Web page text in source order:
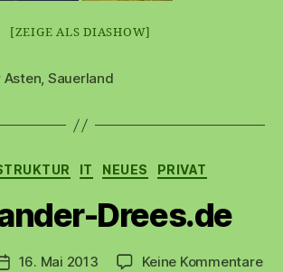
[ZEIGE ALS DIASHOW]
Asten, Sauerland
Kategorien
IT NEUES PRIVAT
Drees.de
Beitragsdatum
16. Mai 2013 Keine Kommentarezu